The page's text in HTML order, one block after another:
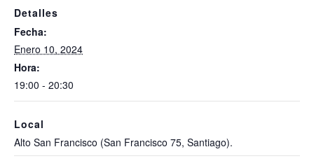
Detalles
Fecha:
Enero 10, 2024
Hora:
19:00 - 20:30
Local
Alto San Francisco (San Francisco 75, Santiago).